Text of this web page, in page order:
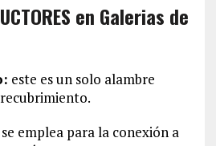
en Galerias de
este es un solo alambre
emplea para la conexión a